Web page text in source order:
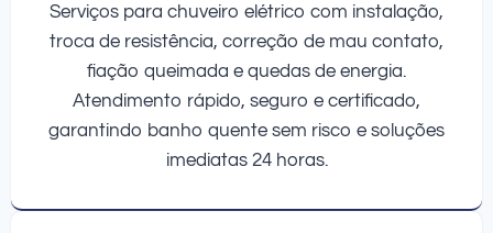
Serviços para chuveiro elétrico com instalação,
troca de resistência, correção de mau contato,
fiação queimada e quedas de energia.
Atendimento rápido, seguro e certificado,
garantindo banho quente sem risco e soluções
imediatas 24 horas.